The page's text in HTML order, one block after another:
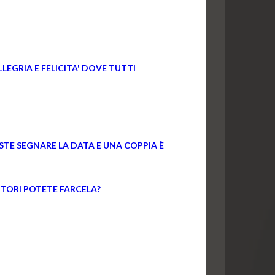
E FELICITA' DOVE TUTTI
SEGNARE LA DATA E UNA COPPIA È
POTETE FARCELA?